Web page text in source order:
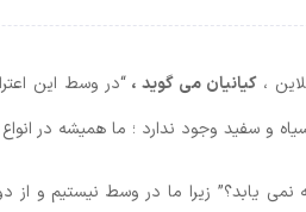
،کیانیان می گوید ،“در وسط این
و سفید وجود ندارد ؛ ما همیشه در
نمی یابد؟” زیرا ما در وسط نیستیم و